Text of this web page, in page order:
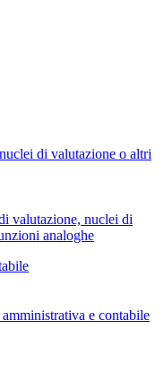
di valutazione o altri
valutazione, nuclei di
analoghe
e contabile